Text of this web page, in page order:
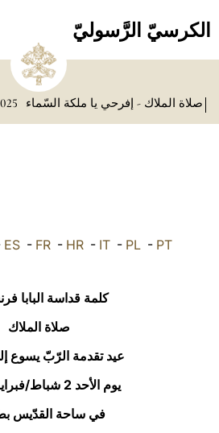
الكرسيّ الرَّسوليّ
صلاة الملاك - إفرحي يا ملكة السّماء
ES- FR- HR- IT- PL- PT
كلمة قداسة البابا
صلاة الملاك
عيد تقدمة الرّبّ يسوع
يوم الأحد 2 شباط/فبراير 2025
في ساحة القدّيس